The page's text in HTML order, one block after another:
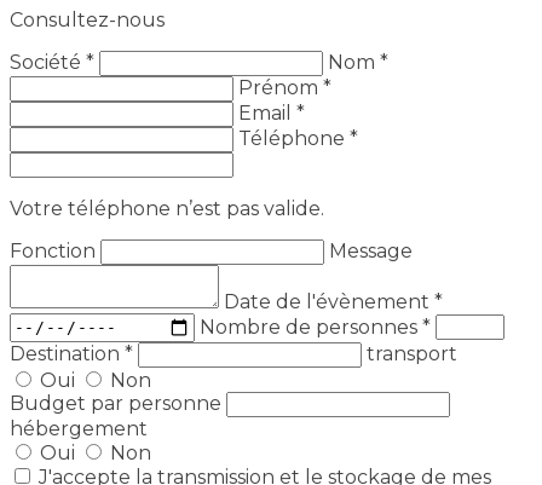
Consultez-nous
Société *
Nom *
Prénom *
Email *
Téléphone *
Votre téléphone n’est pas valide.
Fonction
Message
Date de l'évènement *
Nombre de personnes *
Destination *
transport
Oui
Non
Budget par personne
hébergement
Oui
Non
J'accepte la transmission et le stockage de mes